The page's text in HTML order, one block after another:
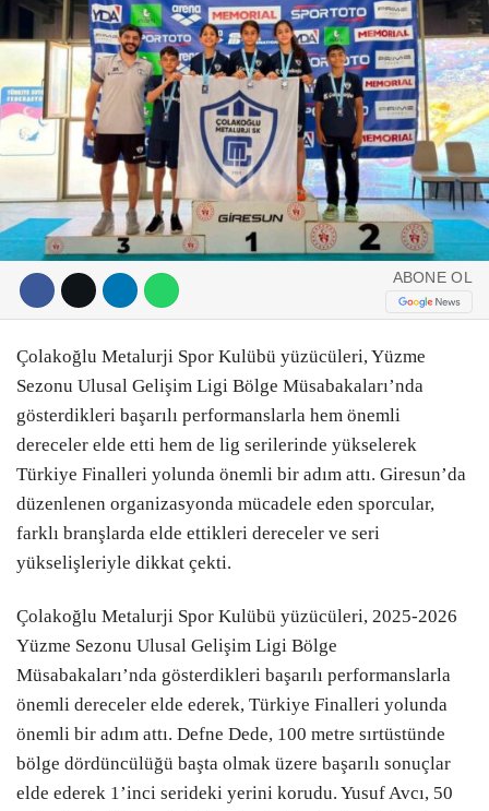
Instagram
Youtube
E-GAZETE
CANLI YAYIN
ABONE OL
Çolakoğlu Metalurji Spor Kulübü yüzücüleri, Yüzme
Sezonu Ulusal Gelişim Ligi Bölge Müsabakaları’nda
gösterdikleri başarılı performanslarla hem önemli
dereceler elde etti hem de lig serilerinde yükselerek
Türkiye Finalleri yolunda önemli bir adım attı. Giresun’da
düzenlenen organizasyonda mücadele eden sporcular,
farklı branşlarda elde ettikleri dereceler ve seri
yükselişleriyle dikkat çekti.
Çolakoğlu Metalurji Spor Kulübü yüzücüleri, 2025-2026
Yüzme Sezonu Ulusal Gelişim Ligi Bölge
Müsabakaları’nda gösterdikleri başarılı performanslarla
önemli dereceler elde ederek, Türkiye Finalleri yolunda
önemli bir adım attı. Defne Dede, 100 metre sırtüstünde
bölge dördüncülüğü başta olmak üzere başarılı sonuçlar
elde ederek 1’inci serideki yerini korudu. Yusuf Avcı, 50